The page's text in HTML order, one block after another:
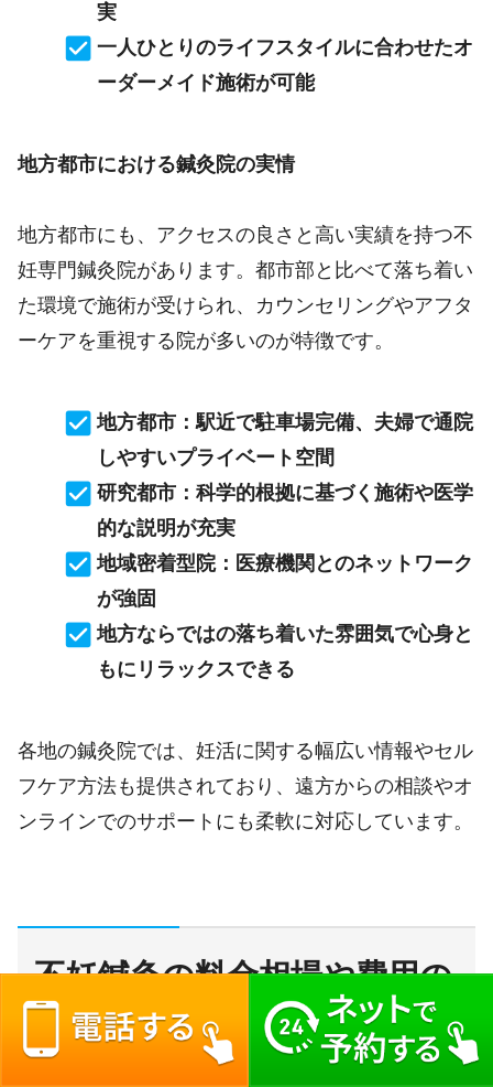
実
一人ひとりのライフスタイルに合わせたオ
ーダーメイド施術が可能
地方都市における鍼灸院の実情
地方都市にも、アクセスの良さと高い実績を持つ不
妊専門鍼灸院があります。都市部と比べて落ち着い
た環境で施術が受けられ、カウンセリングやアフタ
ーケアを重視する院が多いのが特徴です。
地方都市：駅近で駐車場完備、夫婦で通院
しやすいプライベート空間
研究都市：科学的根拠に基づく施術や医学
的な説明が充実
地域密着型院：医療機関とのネットワーク
が強固
地方ならではの落ち着いた雰囲気で心身と
もにリラックスできる
各地の鍼灸院では、妊活に関する幅広い情報やセル
フケア方法も提供されており、遠方からの相談やオ
ンラインでのサポートにも柔軟に対応しています。
不妊鍼灸の料金相場や費用の
考え方